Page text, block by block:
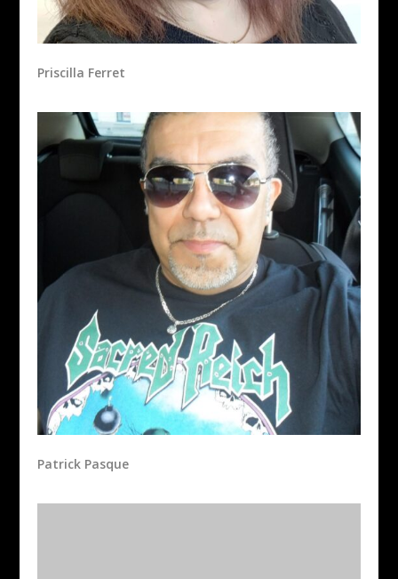
Priscilla Ferret
Patrick Pasque